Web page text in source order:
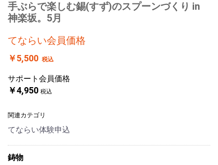
手ぶらで楽しむ錫(すず)のスプーンづくり in
神楽坂。5月
てならい会員価格
￥5,500 税込
サポート会員価格
￥4,950 税込
関連カテゴリ
てならい体験申込
鋳物